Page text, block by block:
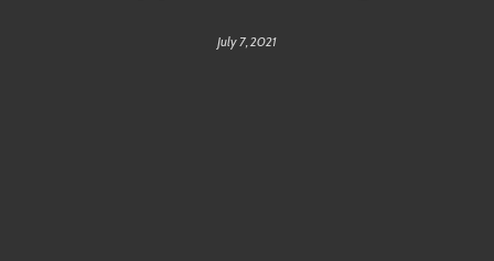
July 7, 2021